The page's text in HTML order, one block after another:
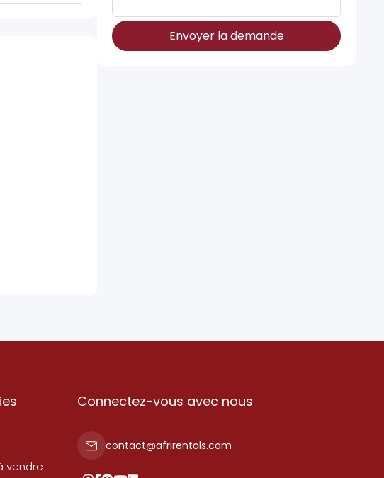
Envoyer la demande
vendre
Connectez-vous avec nous
contact@afrirentals.com